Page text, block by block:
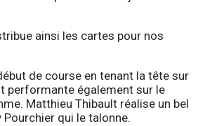
ainsi les cartes pour nos
de course en tenant la tête sur
performante également sur le
Matthieu Thibault réalise un bel
qui le talonne.